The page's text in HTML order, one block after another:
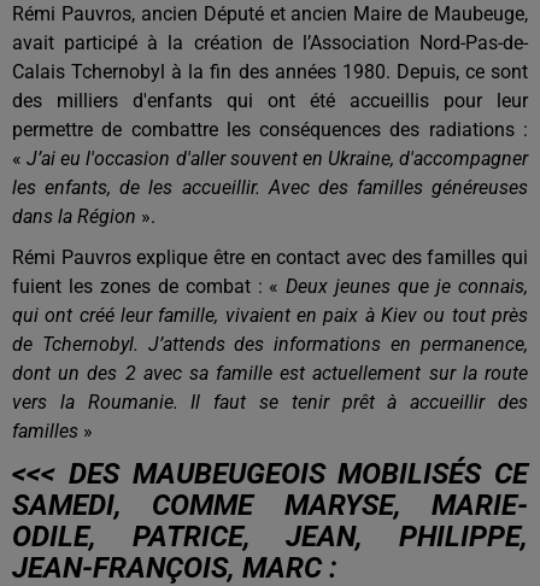
Rémi Pauvros, ancien Député et ancien Maire de Maubeuge,
avait participé à la création de l’Association Nord-Pas-de-
Calais Tchernobyl à la fin des années 1980. Depuis, ce sont
des milliers d'enfants qui ont été accueillis pour leur
permettre de combattre les conséquences des radiations :
«J’ai eu l'occasion d'aller souvent en Ukraine, d'accompagner
les enfants, de les accueillir. Avec des familles généreuses
dans la Région ».
Rémi Pauvros explique être en contact avec des familles qui
fuient les zones de combat : «Deux jeunes que je connais,
qui ont créé leur famille, vivaient en paix à Kiev ou tout près
de Tchernobyl. J’attends des informations en permanence,
dont un des 2 avec sa famille est actuellement sur la route
vers la Roumanie. Il faut se tenir prêt à accueillir des
familles »
<<< DES MAUBEUGEOIS MOBILISÉS CE
SAMEDI, COMME MARYSE, MARIE-
ODILE, PATRICE, JEAN, PHILIPPE,
JEAN-FRANÇOIS, MARC :